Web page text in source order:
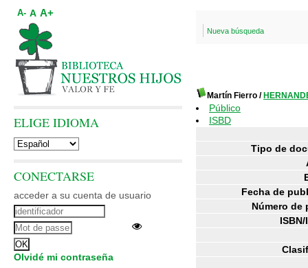
Nueva búsqueda
Martín Fierro /
Público
ISBD
Tipo de
Fecha de
Número de
A- A A+
ELIGE IDIOMA
CONECTARSE
acceder a su cuenta de usuario
Olvidé mi contraseña